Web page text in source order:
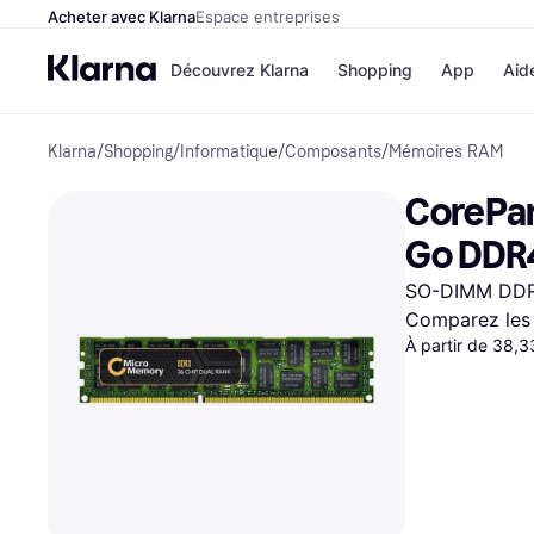
Acheter avec KlarnaEspace entreprises
Découvrez Klarna
Options de
paiement
Payer maintenant
Paiement en 3 fois
Paiement à 30 jours
Klarna sur Apple Pay
Shopping
Magasins
Airbnb
Temu
JD Sports
App
Klarna/Shopping/ Informatique/Composants/Mémoires RAM
Go
SO-DIMM
Comparez
À partir de